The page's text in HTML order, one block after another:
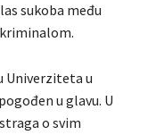
sukoba među
Univerziteta u
u glavu. U
o svim